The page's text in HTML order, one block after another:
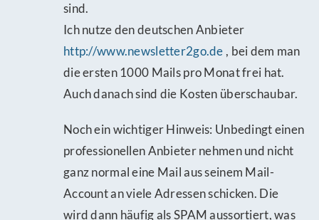
sind.
Ich nutze den deutschen Anbieter
http://www.newsletter2go.de , bei dem man
die ersten 1000 Mails pro Monat frei hat.
Auch danach sind die Kosten überschaubar.
Noch ein wichtiger Hinweis: Unbedingt einen
professionellen Anbieter nehmen und nicht
ganz normal eine Mail aus seinem Mail-
Account an viele Adressen schicken. Die
wird dann häufig als SPAM aussortiert, was